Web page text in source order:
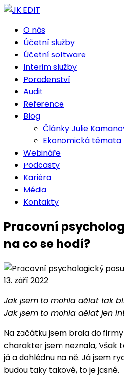
O nás
Účetní služby
Účetní software
Interim služby
Poradenství
Audit
Reference
Blog
Články Julie
Ekonomická témata
Webináře
Podcasty
Kariéra
Média
Kontakty
Pracovní
na co se hodí?
13. září 2022
Jak jsem to mohla dělat tak
Jak jsem to mohla dělat jen
Na začátku jsem brala do
charakter jsem neznala, Však
já a dohlédnu na ně. Já jsem
budou taky takové, to je jasné.